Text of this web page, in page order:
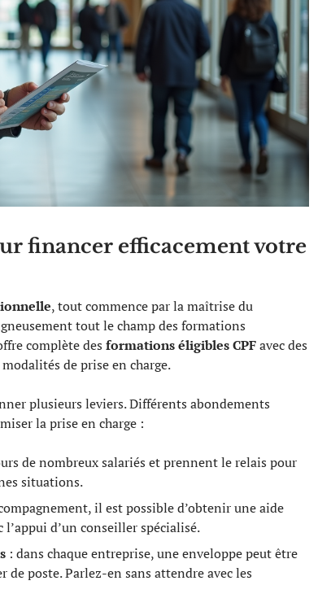
financer efficacement votre
, tout commence par la maîtrise du
tout le champ des formations
complète des formations éligibles CPFavec des
de prise en charge.
plusieurs leviers. Différents abondements
la prise en charge :
de nombreux salariés et prennent le relais pour
situations.
il est possible d’obtenir une aide
d’un conseiller spécialisé.
: dans chaque entreprise, une enveloppe peut être
de poste. Parlez-en sans attendre avec les